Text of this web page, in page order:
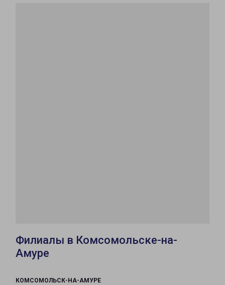
Филиалы в Комсомольске-на-
Амуре
КОМСОМОЛЬСК-НА-АМУРЕ